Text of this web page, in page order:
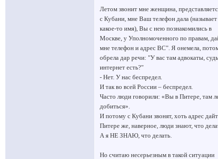
Летом звонит мне женщина,
с Кубани, мне Ваш телефон дала (называет
какое-то имя), Вы с нею познакомились в
Москве, у Уполномоченного по правам,
мне телефон и адрес ВС". Я онемела,
обрела дар речи: "У вас там адвокаты,
интернет есть?"
- Нет. У нас беспредел.
И так во всей России – беспредел.
Часто люди говорили: «Вы в Питере, там
добиться».
И потому с Кубани звонят, хоть адрес
Питере же, наверное, люди знают, что
А я НЕ ЗНАЮ, что делать.
Но считаю несерьезным в такой ситуации